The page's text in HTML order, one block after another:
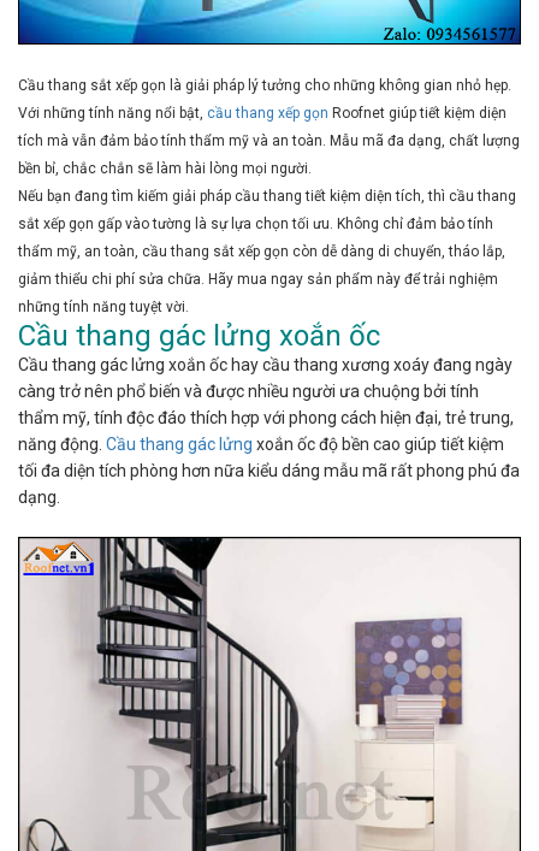
Cầu thang sắt xếp gọn là giải pháp lý tưởng cho những không gian nhỏ hẹp.
Với những tính năng nổi bật, cầu thang xếp gọn Roofnet giúp tiết kiệm diện
tích mà vẫn đảm bảo tính thẩm mỹ và an toàn. Mẫu mã đa dạng, chất lượng
bền bỉ, chắc chắn sẽ làm hài lòng mọi người.
Nếu bạn đang tìm kiếm giải pháp cầu thang tiết kiệm diện tích, thì cầu thang
sắt xếp gọn gấp vào tường là sự lựa chọn tối ưu. Không chỉ đảm bảo tính
thẩm mỹ, an toàn, cầu thang sắt xếp gọn còn dễ dàng di chuyển, tháo lắp,
giảm thiểu chi phí sửa chữa. Hãy mua ngay sản phẩm này để trải nghiệm
những tính năng tuyệt vời.
Cầu thang gác lửng xoắn ốc
Cầu thang gác lửng xoắn ốc hay cầu thang xương xoáy đang ngày
càng trở nên phổ biến và được nhiều người ưa chuộng bởi tính
thẩm mỹ, tính độc đáo thích hợp với phong cách hiện đại, trẻ trung,
năng động. Cầu thang gác lửng xoắn ốc độ bền cao giúp tiết kiệm
tối đa diện tích phòng hơn nữa kiểu dáng mẫu mã rất phong phú đa
dạng.